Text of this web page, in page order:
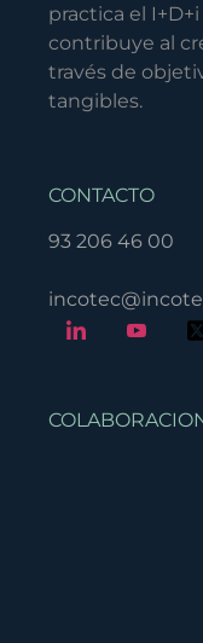
practica el
contribuye al
través de
tangibles.
CONTACTO
93 206 46 00